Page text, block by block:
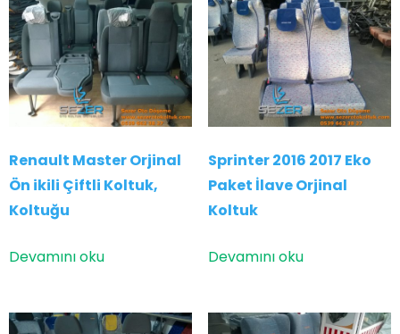
Renault Master Orjinal
Ön ikili Çiftli Koltuk,
Koltuğu
Devamını oku
Sprinter 2016 2017 Eko
Paket İlave Orjinal
Koltuk
Devamını oku